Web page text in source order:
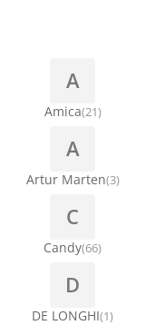
A
Amica(21)
A
Artur Marten(3)
C
Candy(66)
D
DE LONGHI(1)